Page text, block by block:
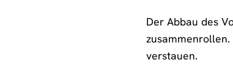
Der Abbau des
verstauen.